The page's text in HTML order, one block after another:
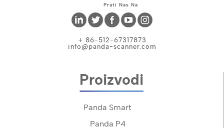
Prati Nas Na
+ 86-512-67317873
info@panda-scanner.com
Proizvodi
Panda Smart
Panda P4